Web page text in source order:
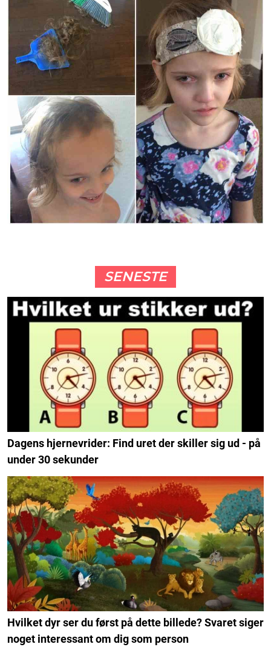
SENESTE
Dagens hjernevrider: Find uret der skiller sig ud - på
under 30 sekunder
Hvilket dyr ser du først på dette billede? Svaret siger
noget interessant om dig som person